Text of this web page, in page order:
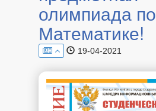
олимпиада по
Математике!
19-04-2021